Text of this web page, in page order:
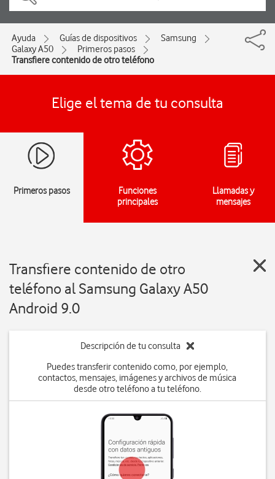
Ayuda Guías de dispositivos
Samsung
Galaxy A50
Primeros pasos
Transfiere contenido de otro teléfono
Elige el tema de tu consulta
Primeros pasos
Funciones
principales
Llamadas y
mensajes
Transfiere contenido de otro
teléfono al Samsung Galaxy A50
Android 9.0
Descripción de tu consulta
Puedes transferir contenido como, por ejemplo,
contactos, mensajes, imágenes y archivos de música
desde otro teléfono a tu teléfono.